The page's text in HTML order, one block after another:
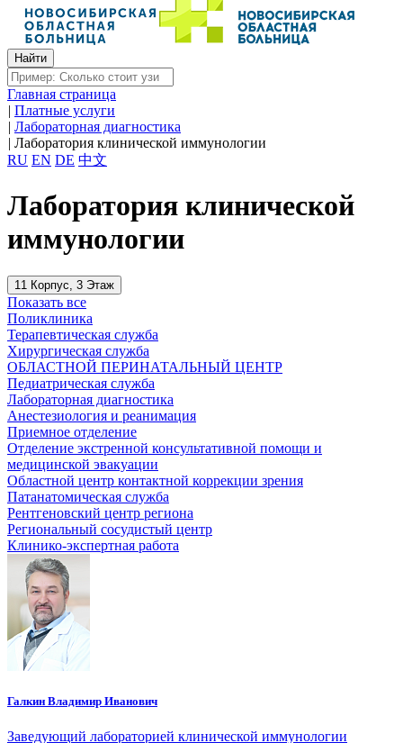
Главная страница
| Платные услуги
| Лабораторная диагностика
| Лаборатория клинической иммунологии
RU EN DE 中文
Лаборатория клинической
иммунологии
11 Корпус, 3 Этаж
Показать все
Поликлиника
Терапевтическая служба
Хирургическая служба
ОБЛАСТНОЙ ПЕРИНАТАЛЬНЫЙ ЦЕНТР
Педиатрическая служба
Лабораторная диагностика
Анестезиология и реанимация
Приемное отделение
Отделение экстренной консультативной помощи и
медицинской эвакуации
Областной центр контактной коррекции зрения
Патанатомическая служба
Рентгеновский центр региона
Региональный сосудистый центр
Клинико-экспертная работа
Галкин Владимир Иванович
Заведующий лабораторией клинической иммунологии